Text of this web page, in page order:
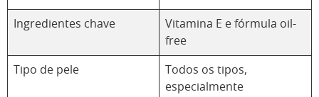
Ingredientes chave
Vitamina E e fórmula oil-
free
Tipo de pele
Todos os tipos,
especialmente